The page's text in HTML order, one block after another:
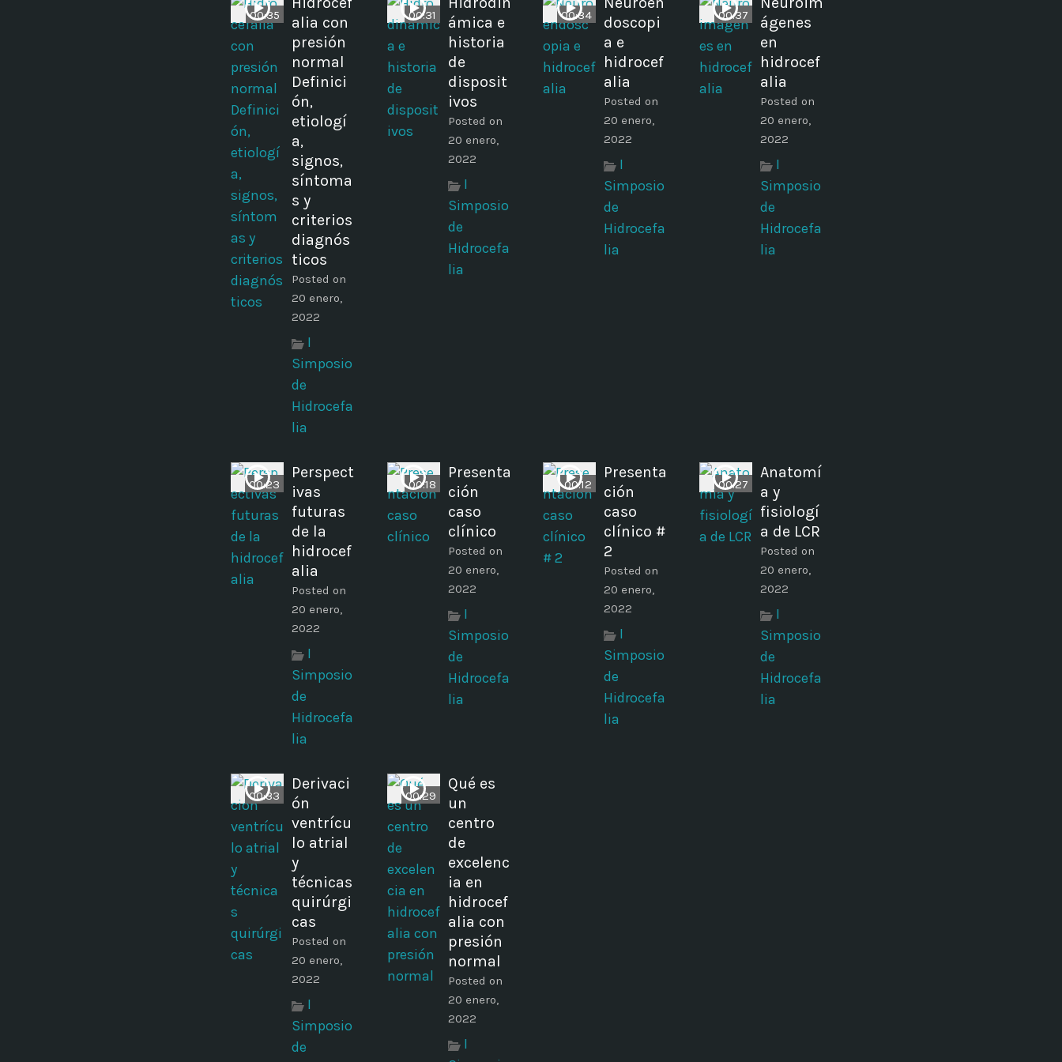
00:35
alia con
presión
normal
Definici
ón,
etiologí
a,
signos,
síntoma
s y
criterios
diagnós
ticos
Posted on
20 enero,
2022
I
Simposio
de
Hidrocefa
lia
00:31
ámica e
historia
de
disposit
ivos
Posted on
20 enero,
2022
I
Simposio
de
Hidrocefa
lia
00:34
doscopi
a e
hidrocef
alia
Posted on
20 enero,
2022
I
Simposio
de
Hidrocefa
lia
00:37
ágenes
en
hidrocef
alia
Posted on
20 enero,
2022
I
Simposio
de
Hidrocefa
lia
00:23
Perspect
ivas
futuras
de la
hidrocef
alia
Posted on
20 enero,
2022
I
Simposio
de
Hidrocefa
lia
00:18
Presenta
ción
caso
clínico
Posted on
20 enero,
2022
I
Simposio
de
Hidrocefa
lia
00:12
Presenta
ción
caso
clínico #
2
Posted on
20 enero,
2022
I
Simposio
de
Hidrocefa
lia
00:27
Anatomí
a y
fisiologí
a de LCR
Posted on
20 enero,
2022
I
Simposio
de
Hidrocefa
lia
00:33
Derivaci
ón
ventrícu
lo atrial
y
técnicas
quirúrgi
cas
Posted on
20 enero,
2022
I
Simposio
de
00:29
Qué es
un
centro
de
excelenc
ia en
hidrocef
alia con
presión
normal
Posted on
20 enero,
2022
I